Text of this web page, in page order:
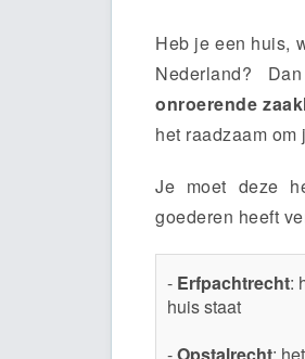
Heb je een huis,
Nederland?
onroerende
het raadzaam
Je moet deze
goederen heeft
- Erfpachtrecht:
huis staat